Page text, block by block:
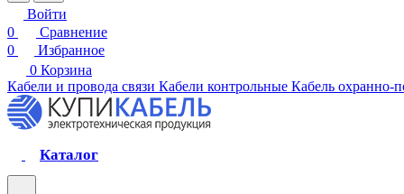
Войти
0
Сравнение
0
Избранное
0 Корзина
Кабели и провода связи Кабели контрольные Кабель охранно-
Каталог